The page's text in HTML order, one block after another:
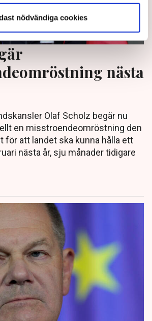
nödvändiga cookies
nästa
Olaf Scholz begär nu
en misstroendeomröstning den
för att landet ska kunna hålla ett
nästa år, sju månader tidigare